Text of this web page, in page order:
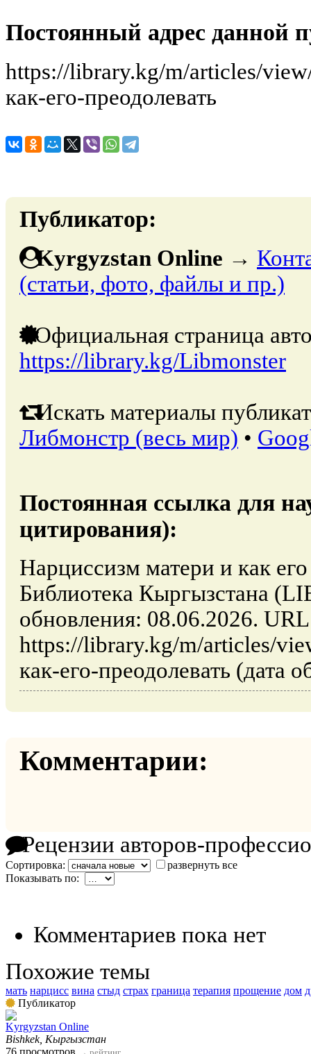
Постоянный адрес данной
https://library.kg/m/articles/
как-его-преодолевать
Публикатор:
Kyrgyzstan Online →
(статьи, фото, файлы и пр.)
Официальная страница
https://library.kg/Libmonster
Искать материалы
Либмонстр (весь мир) •
Постоянная ссылка для
цитирования):
Нарциссизм матери и как
Библиотека Кыргызстана
обновления: 08.06.2026.
https://library.kg/m/articles/
как-его-преодолевать (дата
Комментарии:
Рецензии авторов-
Сортировка:
развернуть все
Показывать по:
Комментариев пока нет
Похожие темы
мать нарцисс вина стыд страх граница терапия прощение дом
Публикатор
Kyrgyzstan Online
Bishkek, Кыргызстан
76 просмотров